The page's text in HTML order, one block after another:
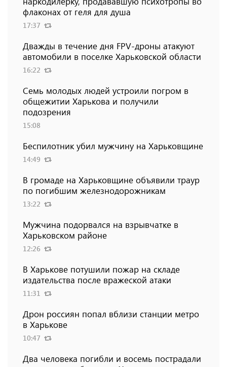
флаконах от геля для душа
17:37
Дважды в течение дня FPV-дроны атакуют
автомобили в поселке Харьковской области
16:22
Семь молодых людей устроили погром в
общежитии Харькова и получили
подозрения
15:08
Беспилотник убил мужчину на Харьковщине
14:49
В громаде на Харьковщине объявили траур
по погибшим железнодорожникам
13:22
Мужчина подорвался на взрывчатке в
Харьковском районе
12:26
В Харькове потушили пожар на складе
издательства после вражеской атаки
11:31
Дрон россиян попал вблизи станции метро
в Харькове
10:47
Два человека погибли и восемь пострадали